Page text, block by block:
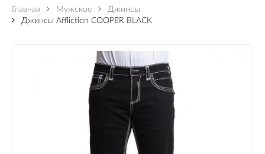
Главная Мужское
Джинсы
Джинсы Affliction COOPER BLACK